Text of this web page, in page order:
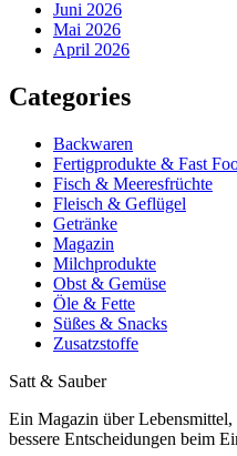
Juni 2026
Mai 2026
April 2026
Categories
Backwaren
Fertigprodukte & Fast
Fisch & Meeresfrüchte
Fleisch & Geflügel
Getränke
Magazin
Milchprodukte
Obst & Gemüse
Öle & Fette
Süßes & Snacks
Zusatzstoffe
Satt & Sauber
Ein Magazin über
bessere Entscheidungen beim